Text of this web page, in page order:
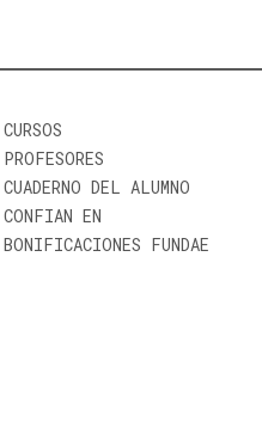
CURSOS
PROFESORES
CUADERNO DEL ALUMNO
CONFIAN EN
BONIFICACIONES FUNDAE